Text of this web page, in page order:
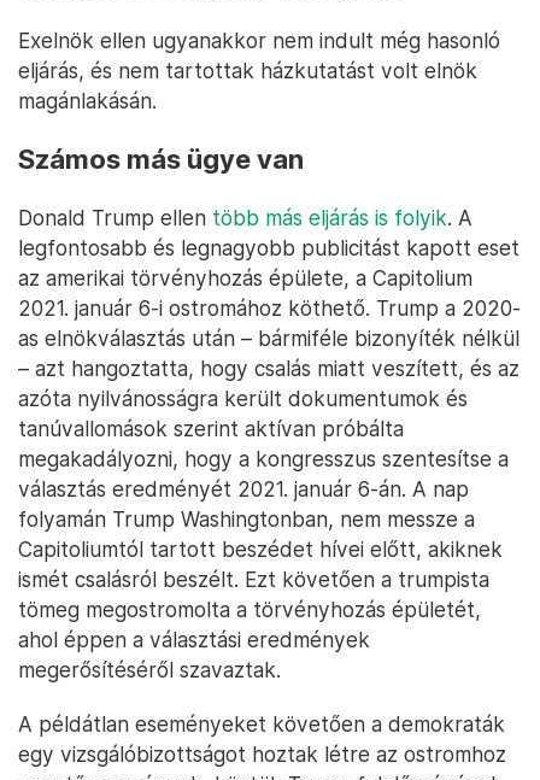
Exelnök ellen ugyanakkor nem indult még hasonló
eljárás, és nem tartottak házkutatást volt elnök
magánlakásán.
Számos más ügye van
Donald Trump ellen több más eljárás is folyik. A
legfontosabb és legnagyobb publicitást kapott eset
az amerikai törvényhozás épülete, a Capitolium
2021. január 6-i ostromához köthető. Trump a 2020-
as elnökválasztás után – bármiféle bizonyíték nélkül
– azt hangoztatta, hogy csalás miatt veszített, és az
azóta nyilvánosságra került dokumentumok és
tanúvallomások szerint aktívan próbálta
megakadályozni, hogy a kongresszus szentesítse a
választás eredményét 2021. január 6-án. A nap
folyamán Trump Washingtonban, nem messze a
Capitoliumtól tartott beszédet hívei előtt, akiknek
ismét csalásról beszélt. Ezt követően a trumpista
tömeg megostromolta a törvényhozás épületét,
ahol éppen a választási eredmények
megerősítéséről szavaztak.
A példátlan eseményeket követően a demokraták
egy vizsgálóbizottságot hoztak létre az ostromhoz